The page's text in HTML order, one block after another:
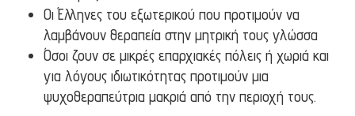
Οι Έλληνες του εξωτερικού που προτιμούν να
λαμβάνουν θεραπεία στην μητρική τους γλώσσα
Όσοι ζουν σε μικρές επαρχιακές πόλεις ή χωριά και
για λόγους ιδιωτικότητας προτιμούν μια
ψυχοθεραπεύτρια μακριά από την περιοχή τους.